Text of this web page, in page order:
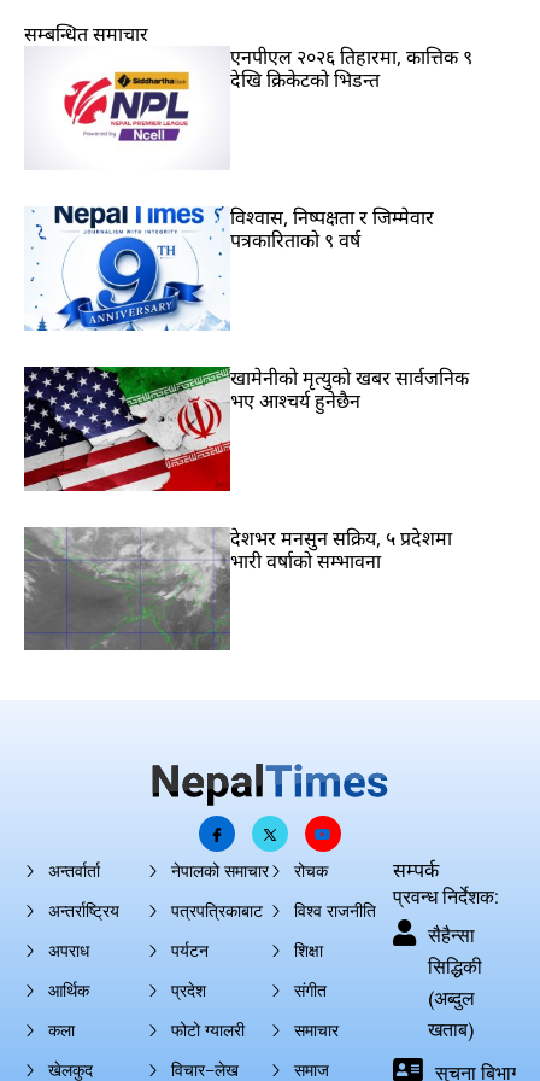
सम्बन्धित समाचार
एनपीएल २०२६ तिहारमा, कात्तिक ९
देखि क्रिकेटको भिडन्त
विश्वास, निष्पक्षता र जिम्मेवार
पत्रकारिताको ९ वर्ष
खामेनीको मृत्युको खबर सार्वजनिक
भए आश्चर्य हुनेछैन
देशभर मनसुन सक्रिय, ५ प्रदेशमा
भारी वर्षाको सम्भावना
अन्तर्वार्ता
अन्तर्राष्ट्रिय
अपराध
आर्थिक
कला
खेलकुद
नेपालको समाचार
पत्रपत्रिकाबाट
पर्यटन
प्रदेश
फोटो ग्यालरी
विचार–लेख
रोचक
विश्व राजनीति
शिक्षा
संगीत
समाचार
समाज
सम्पर्क
प्रवन्ध निर्देशक:
सैहैन्सा
सिद्धिकी
(अब्दुल
खताब)
सुचना बिभाग